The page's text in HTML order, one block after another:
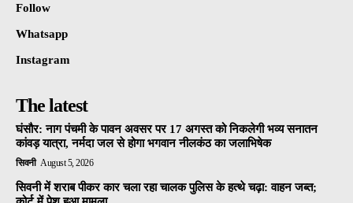
Follow
Whatsapp
Instagram
The latest
घंसौर: नाग पंचमी के पावन अवसर पर 17 अगस्त को निकलेगी भव्य सनातन
कांवड़ यात्रा, नर्मदा जल से होगा भगवान नीलकंठ का जलाभिषेक
सिवनी August 5, 2026
सिवनी में शराब पीकर कार चला रहा चालक पुलिस के हत्थे चढ़ा: वाहन जब्त;